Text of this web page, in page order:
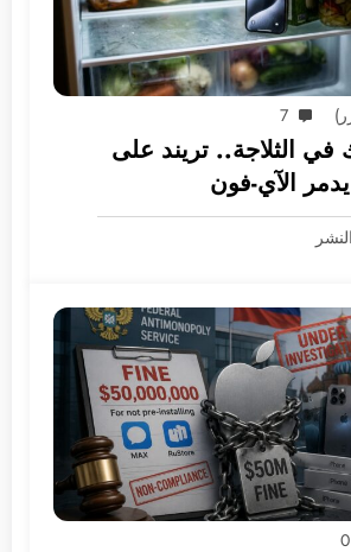
7
في الثلاجة.. تريند على
الآي-فون
0